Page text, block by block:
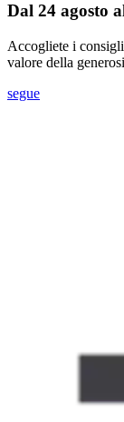
Dal 24 agosto
Accogliete i
valore della
segue